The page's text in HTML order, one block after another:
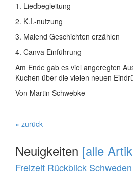
1. Liedbegleitung
2. K.I.-nutzung
3. Malend Geschichten erzählen
4. Canva Einführung
Am Ende gab es viel angeregten
Kuchen über die vielen neuen
Von Martin Schwebke
« zurück
Neuigkeiten [alle
Freizeit Rückblick